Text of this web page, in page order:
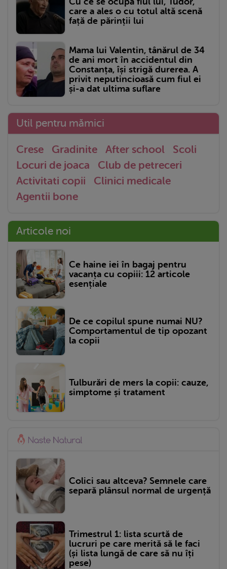
care a ales o cu totul altă scenă
față de părinții lui
Mama lui Valentin, tânărul de 34
de ani mort în accidentul din
Constanța, își strigă durerea. A
privit neputincioasă cum fiul ei
și-a dat ultima suflare
Util pentru mămici
Crese Gradinite After school
Scoli
Locuri de joaca
Club de petreceri
Activitati copii
Clinici medicale
Agentii bone
Articole noi
Ce haine iei în bagaj pentru
vacanța cu copiii: 12 articole
esențiale
De ce copilul spune numai NU?
Comportamentul de tip opozant
la copii
Tulburări de mers la copii: cauze,
simptome și tratament
Colici sau altceva? Semnele care
separă plânsul normal de urgență
Trimestrul 1: lista scurtă de
lucruri pe care merită să le faci
(și lista lungă de care să nu îți
pese)